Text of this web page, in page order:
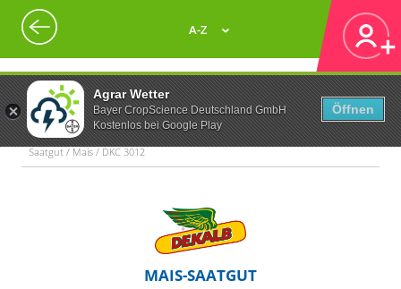
Agrar Wetter
Bayer CropScience Deutschland GmbH
Kostenlos bei Google Play
Öffnen
A-Z
Saatgut / Mais / DKC 3012
MAIS-SAATGUT